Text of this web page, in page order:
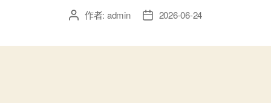
文 作者: admin
文 2026-06-24